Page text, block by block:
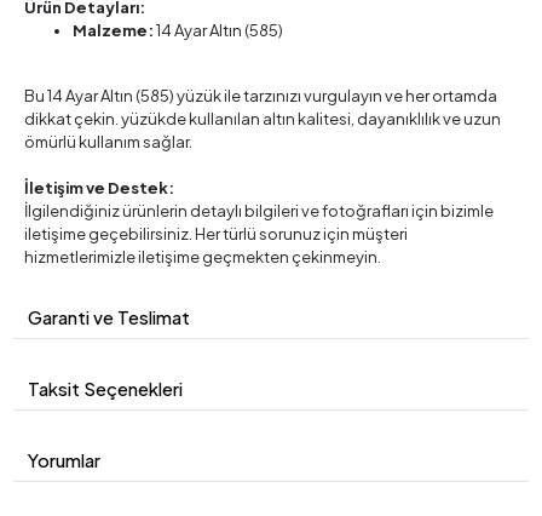
Ürün Detayları:
Malzeme:14 Ayar Altın (585)
Bu 14 Ayar Altın (585) yüzük ile tarzınızı vurgulayın ve her ortamda
dikkat çekin. yüzükde kullanılan altın kalitesi, dayanıklılık ve uzun
ömürlü kullanım sağlar.
İletişim ve Destek:
İlgilendiğiniz ürünlerin detaylı bilgileri ve fotoğrafları için bizimle
iletişime geçebilirsiniz. Her türlü sorunuz için müşteri
hizmetlerimizle iletişime geçmekten çekinmeyin.
Garanti ve Teslimat
Taksit Seçenekleri
Yorumlar